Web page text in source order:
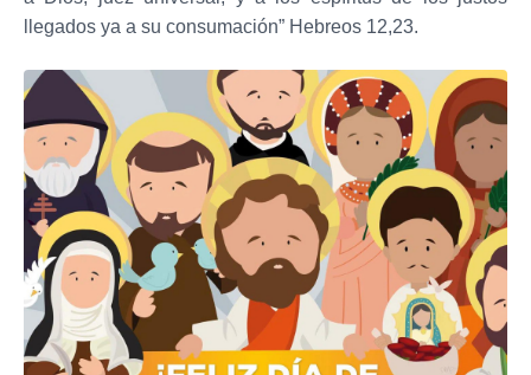
llegados ya a su consumación” Hebreos 12,23.